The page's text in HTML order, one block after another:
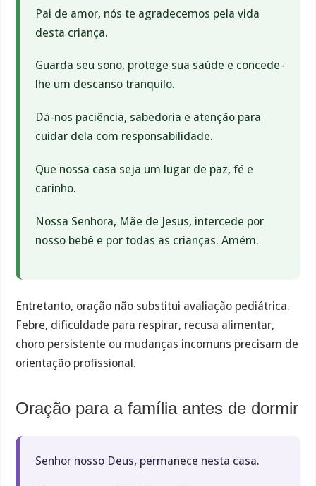
Pai de amor, nós te agradecemos pela vida
desta criança.
Guarda seu sono, protege sua saúde e concede-
lhe um descanso tranquilo.
Dá-nos paciência, sabedoria e atenção para
cuidar dela com responsabilidade.
Que nossa casa seja um lugar de paz, fé e
carinho.
Nossa Senhora, Mãe de Jesus, intercede por
nosso bebê e por todas as crianças. Amém.
Entretanto, oração não substitui avaliação pediátrica.
Febre, dificuldade para respirar, recusa alimentar,
choro persistente ou mudanças incomuns precisam de
orientação profissional.
Oração para a família antes de dormir
Senhor nosso Deus, permanece nesta casa.